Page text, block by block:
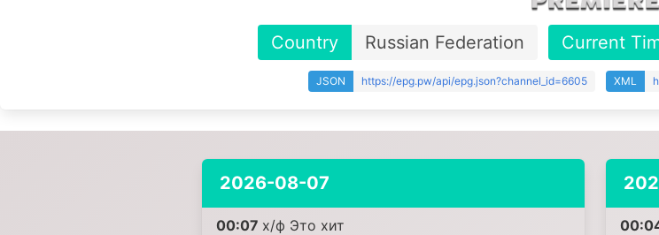
Country Russian Federation Current
JSON https://epg.pw/api/epg.json?channel_id=6605 XML
2026-08-07
00:07 х/ф Это хит